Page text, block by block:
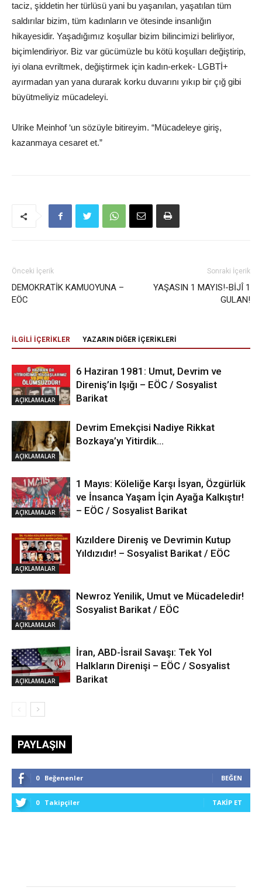
taciz, şiddetin her türlüsü yani bu yaşanılan, yaşatılan tüm
saldırılar bizim, tüm kadınların ve ötesinde insanlığın
hikayesidir. Yaşadığımız koşullar bizim bilincimizi belirliyor,
biçimlendiriyor. Biz var gücümüzle bu kötü koşulları değiştirip,
iyi olana evriltmek, değiştirmek için kadın-erkek- LGBTİ+
ayırmadan yan yana durarak korku duvarını yıkıp bir çığ gibi
büyütmeliyiz mücadeleyi.
Ulrike Meinhof ‘un sözüyle bitireyim. “Mücadeleye giriş,
kazanmaya cesaret et.”
Önceki İçerik
DEMOKRATİK KAMUOYUNA –
EÖC
Sonraki İçerik
YAŞASIN 1 MAYIS!-BİJÎ 1
GULAN!
İLGİLİ İÇERİKLER YAZARIN DİĞER İÇERİKLERİ
AÇIKLAMALAR
6 Haziran 1981: Umut, Devrim ve
Direniş’in Işığı – EÖC / Sosyalist
Barikat
AÇIKLAMALAR
Devrim Emekçisi Nadiye Rikkat
Bozkaya’yı Yitirdik…
AÇIKLAMALAR
1 Mayıs: Köleliğe Karşı İsyan, Özgürlük
ve İnsanca Yaşam İçin Ayağa Kalkıştır!
– EÖC / Sosyalist Barikat
AÇIKLAMALAR
Kızıldere Direniş ve Devrimin Kutup
Yıldızıdır! – Sosyalist Barikat / EÖC
AÇIKLAMALAR
Newroz Yenilik, Umut ve Mücadeledir!
Sosyalist Barikat / EÖC
AÇIKLAMALAR
İran, ABD-İsrail Savaşı: Tek Yol
Halkların Direnişi – EÖC / Sosyalist
Barikat
PAYLAŞIN
0 Beğenenler BEĞEN
0 Takipçiler TAKIP ET